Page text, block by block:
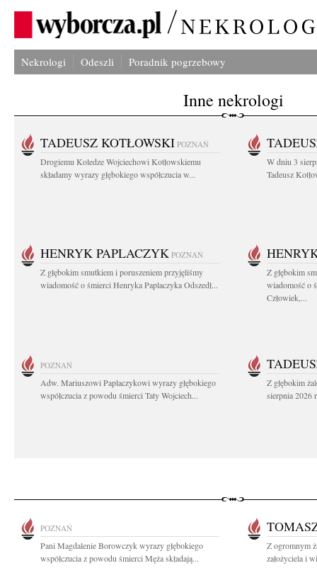
Nekrologi Odeszli Poradnik pogrzebowy
Inne nekrologi
TADEUSZ KOTŁOWSKI POZNAŃ
Drogiemu Koledze Wojciechowi Kotłowskiemu
składamy wyrazy głębokiego współczucia w...
W dniu 3
Tadeusz
HENRYK PAPLACZYK POZNAŃ
Z głębokim smutkiem i poruszeniem przyjęliśmy
wiadomość o śmierci Henryka Paplaczyka Odszedł...
Z głębokim
wiadomość o
Człowiek,...
POZNAŃ
Adw. Mariuszowi Paplaczykowi wyrazy głębokiego
współczucia z powodu śmierci Taty Wojciech...
Z głębokim
sierpnia 2026
POZNAŃ
Pani Magdalenie Borowczyk wyrazy głębokiego
współczucia z powodu śmierci Męża składają...
Z ogromnym
założyciela i